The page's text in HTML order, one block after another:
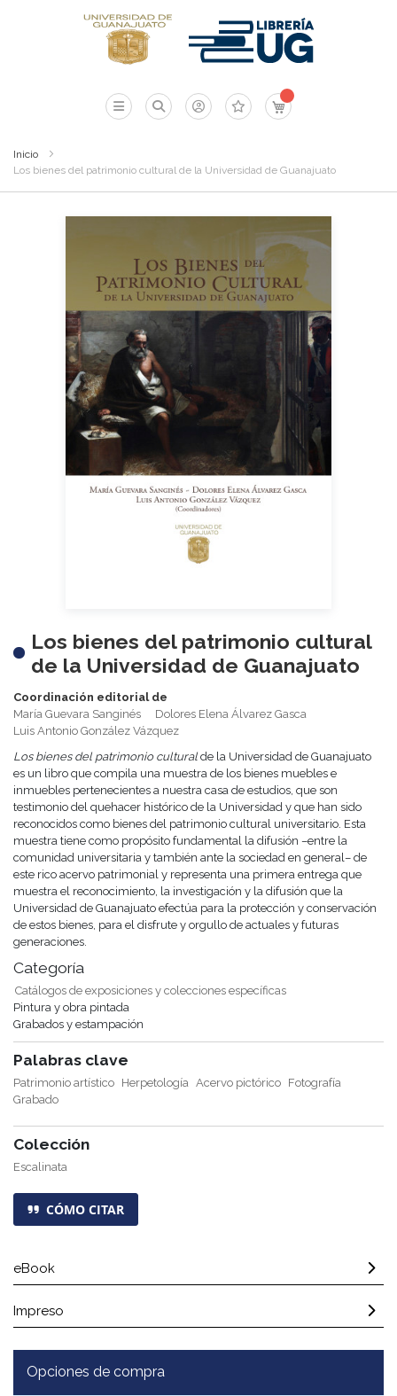
Mi carrito
Inicio
Los bienes del patrimonio cultural de la Universidad de Guanajuato
Los bienes del patrimonio cultural
de la Universidad de Guanajuato
Coordinación editorial de
María Guevara Sanginés
Dolores Elena Álvarez Gasca
Luis Antonio González Vázquez
Los bienes del patrimonio cultural de la Universidad de Guanajuato
es un libro que compila una muestra de los bienes muebles e
inmuebles pertenecientes a nuestra casa de estudios, que son
testimonio del quehacer histórico de la Universidad y que han sido
reconocidos como bienes del patrimonio cultural universitario. Esta
muestra tiene como propósito fundamental la difusión –entre la
comunidad universitaria y también ante la sociedad en general– de
este rico acervo patrimonial y representa una primera entrega que
muestra el reconocimiento, la investigación y la difusión que la
Universidad de Guanajuato efectúa para la protección y conservación
de estos bienes, para el disfrute y orgullo de actuales y futuras
generaciones.
Categoría
Catálogos de exposiciones y colecciones específicas
Pintura y obra pintada
Grabados y estampación
Palabras clave
Patrimonio artístico Herpetología Acervo pictórico Fotografía
Grabado
Colección
Escalinata
CÓMO CITAR
eBook
Impreso
Opciones de compra